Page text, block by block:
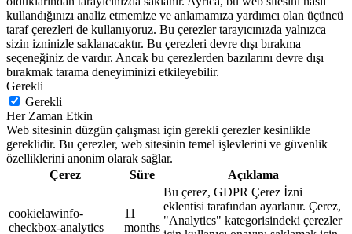
kullandığınızı analiz etmemize ve anlamamıza yardımcı olan üçüncü
taraf çerezleri de kullanıyoruz. Bu çerezler tarayıcınızda yalnızca
sizin izninizle saklanacaktır. Bu çerezleri devre dışı bırakma
seçeneğiniz de vardır. Ancak bu çerezlerden bazılarını devre dışı
bırakmak tarama deneyiminizi etkileyebilir.
Gerekli
Gerekli
Her Zaman Etkin
Web sitesinin düzgün çalışması için gerekli çerezler kesinlikle
gereklidir. Bu çerezler, web sitesinin temel işlevlerini ve güvenlik
özelliklerini anonim olarak sağlar.
Çerez
Süre Açıklama
cookielawinfo-
checkbox-analytics
11
months
Bu çerez, GDPR Çerez İzni
eklentisi tarafından ayarlanır. Çerez,
"Analytics" kategorisindeki çerezler